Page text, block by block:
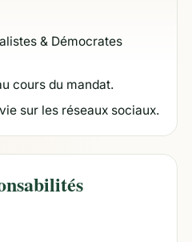
& Démocrates
cours du mandat.
sur les réseaux sociaux.